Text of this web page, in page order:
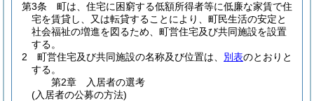
第3条
町は、住宅に困窮する低額所得者等に低廉な家賃で住
宅を賃貸し、又は転貸することにより、町民生活の安定と
社会福祉の増進を図るため、町営住宅及び共同施設を設置
する。
2
町営住宅及び共同施設の名称及び位置は、 別表のとおりと
する。
第2章
入居者の選考
(入居者の公募の方法)